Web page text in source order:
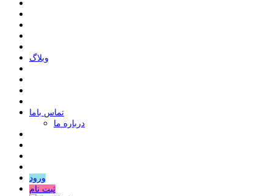
وبلاگ
ﺗﻤﺎﺱ ﺑﺎﻣﺎ
درباره ما
ورود
ثبت نام